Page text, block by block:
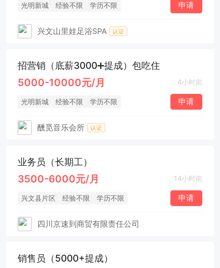
光明新城 经验不限 学历不限 申请
兴文山里娃足浴SPA 认证
招营销（底薪3000➕提成）包吃住
5000-10000元/月 4小时前
光明新城 经验不限 学历不限 申请
醺觅音乐会所 认证
业务员（长期工）
3500-6000元/月 14小时前
兴文县片区 经验不限 学历不限 申请
四川京速到商贸有限责任公司
销售员（5000+提成）